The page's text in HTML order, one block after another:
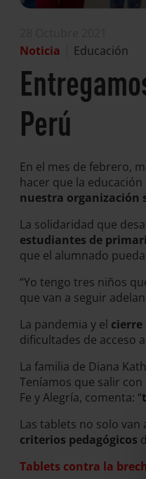
Noticia
Educación
Perú
En el mes de febrero,
hacer que la
nuestra organización
La solidaridad que
estudiantes de
que el alumnado
“Yo tengo tres niños
que van a seguir
La pandemia y el cierre
dificultades de acceso
La familia de Diana
Teníamos que salir
Fe y Alegría, comenta: “
Las tablets no solo
criterios pedagógicos
Tablets contra la